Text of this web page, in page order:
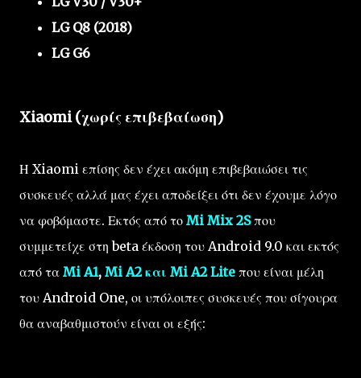
LG Q8 (2018)
LG G6
Xiaomi (χωρίς επιβεβαίωση)
Η Xiaomi επίσης δεν έχει ακόμη επιβεβαιώσει τις
συσκευές αλλά μας έχει αποδείξει ότι δεν έχουμε λόγο
να φοβόμαστε. Εκτός από το Mi Mix 2Sπου
συμμετείχε στη beta έκδοση του Android 9.0 και εκτός
από τα Mi A1, Mi A2 και Mi A2 Lite που είναι μέλη
του Android One, οι υπόλοιπες συσκευές που σίγουρα
θα αναβαθμιστούν είναι οι εξής: